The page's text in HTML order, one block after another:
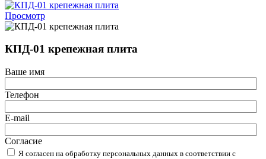
Просмотр
КПД-01 крепежная плита
Ваше имя
Телефон
E-mail
Согласие
Я согласен на обработку персональных данных в соответствии с